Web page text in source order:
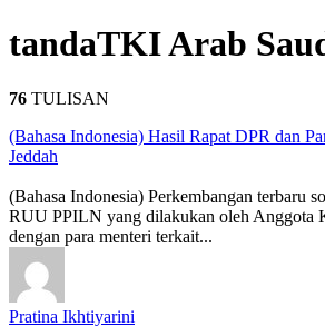
tandaTKI Arab
76 TULISAN
(Bahasa Indonesia) Hasil Rapat DPR dan
Jeddah
(Bahasa Indonesia) Perkembangan terbaru
RUU PPILN yang dilakukan oleh Anggota
dengan para menteri terkait...
Pratina Ikhtiyarini